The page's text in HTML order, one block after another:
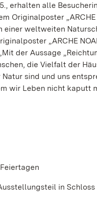
erhalten alle
„ARCHE
einer weltweiten
„ARCHE
der Aussage
die Vielfalt der
sind und uns
wir Leben nicht kaputt
in